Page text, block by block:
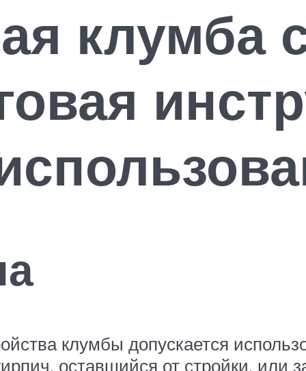
клумба
клумбы допускается
оставшийся от стройки, или